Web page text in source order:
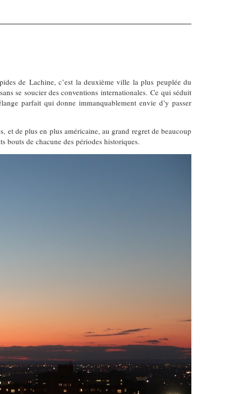
de Lachine, c’est la deuxième ville la plus peuplée du
se soucier des conventions internationales. Ce qui séduit
parfait qui donne immanquablement envie d’y passer
et de plus en plus américaine, au grand regret de beaucoup
bouts de chacune des périodes historiques.